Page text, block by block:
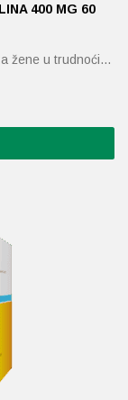
400 ΜG 60
žene u trudnoći…